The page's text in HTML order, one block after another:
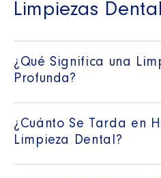
Limpiezas
¿Qué Significa una
Profunda?
¿Cuánto Se Tarda en
Limpieza Dental?